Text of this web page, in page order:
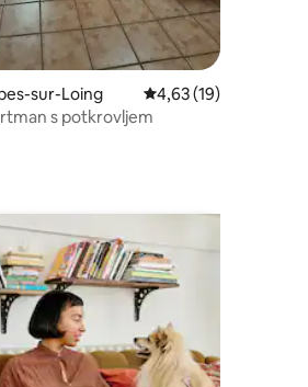
sur-Loing Prosječna ocjena:
4,63 (19)
s potkrovljem